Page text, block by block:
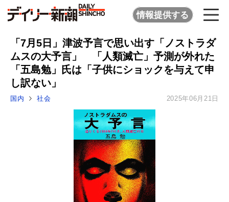
情報提供する
「7月5日」津波予言で思い出す「ノストラダ
ムスの大予言」 「人類滅亡」予測が外れた
「五島勉」氏は「子供にショックを与えて申
し訳ない」
国内 社会 2025年06月21日